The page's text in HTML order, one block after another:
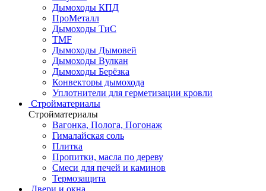
Дымоходы КПД
ПроМеталл
Дымоходы ТиС
TMF
Дымоходы Дымовей
Дымоходы Вулкан
Дымоходы Берёзка
Конвекторы дымохода
Уплотнители для герметизации кровли
Стройматериалы
Стройматериалы
Вагонка, Полога, Погонаж
Гималайская соль
Плитка
Пропитки, масла по дереву
Смеси для печей и каминов
Термозащита
Двери и окна